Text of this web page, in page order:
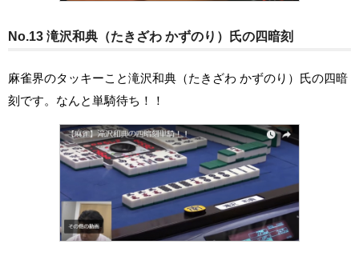
No.13 滝沢和典（たきざわ かずのり）氏の四暗刻
麻雀界のタッキーこと滝沢和典（たきざわ かずのり）氏の四暗
刻です。なんと単騎待ち！！